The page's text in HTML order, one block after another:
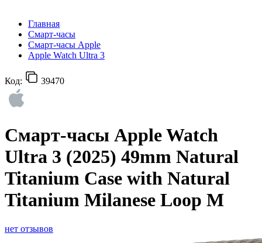
Главная
Смарт-часы
Смарт-часы Apple
Apple Watch Ultra 3
Код: 39470
Смарт-часы Apple Watch
Ultra 3 (2025) 49mm Natural
Titanium Case with Natural
Titanium Milanese Loop M
нет отзывов